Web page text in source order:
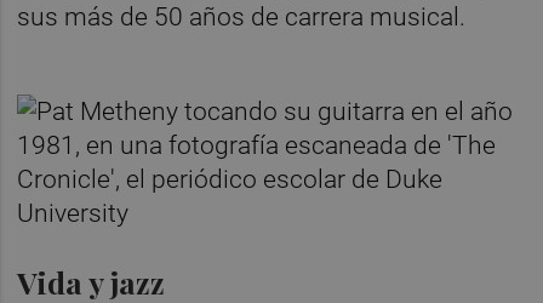
sus más de 50 años de carrera musical.
Vida y jazz